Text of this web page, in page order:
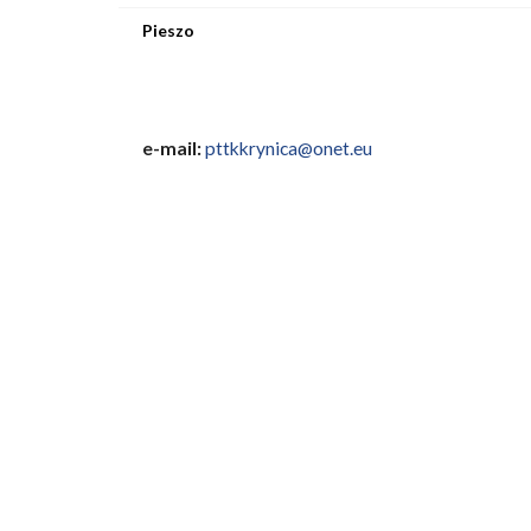
Pieszo
e-mail:pttkkrynica@onet.eu